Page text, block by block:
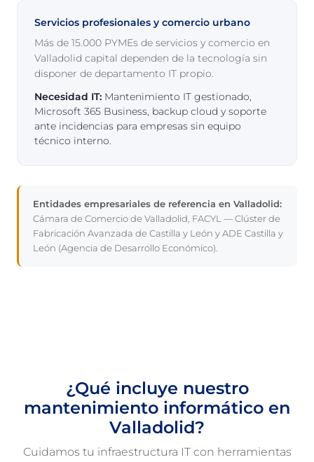
Servicios profesionales y comercio urbano
Más de 15.000 PYMEs de servicios y comercio en
Valladolid capital dependen de la tecnología sin
disponer de departamento IT propio.
Necesidad IT: Mantenimiento IT gestionado,
Microsoft 365 Business, backup cloud y soporte
ante incidencias para empresas sin equipo
técnico interno.
Entidades empresariales de referencia en Valladolid:
Cámara de Comercio de Valladolid, FACYL — Clúster de
Fabricación Avanzada de Castilla y León y ADE Castilla y
León (Agencia de Desarrollo Económico).
¿Qué incluye nuestro
mantenimiento informático en
Valladolid?
Cuidamos tu infraestructura IT con herramientas